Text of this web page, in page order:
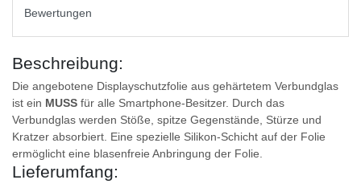
Bewertungen
Beschreibung:
Die angebotene Displayschutzfolie aus gehärtetem Verbundglas
ist ein MUSS für alle Smartphone-Besitzer. Durch das
Verbundglas werden Stöße, spitze Gegenstände, Stürze und
Kratzer absorbiert. Eine spezielle Silikon-Schicht auf der Folie
ermöglicht eine blasenfreie Anbringung der Folie.
Lieferumfang: